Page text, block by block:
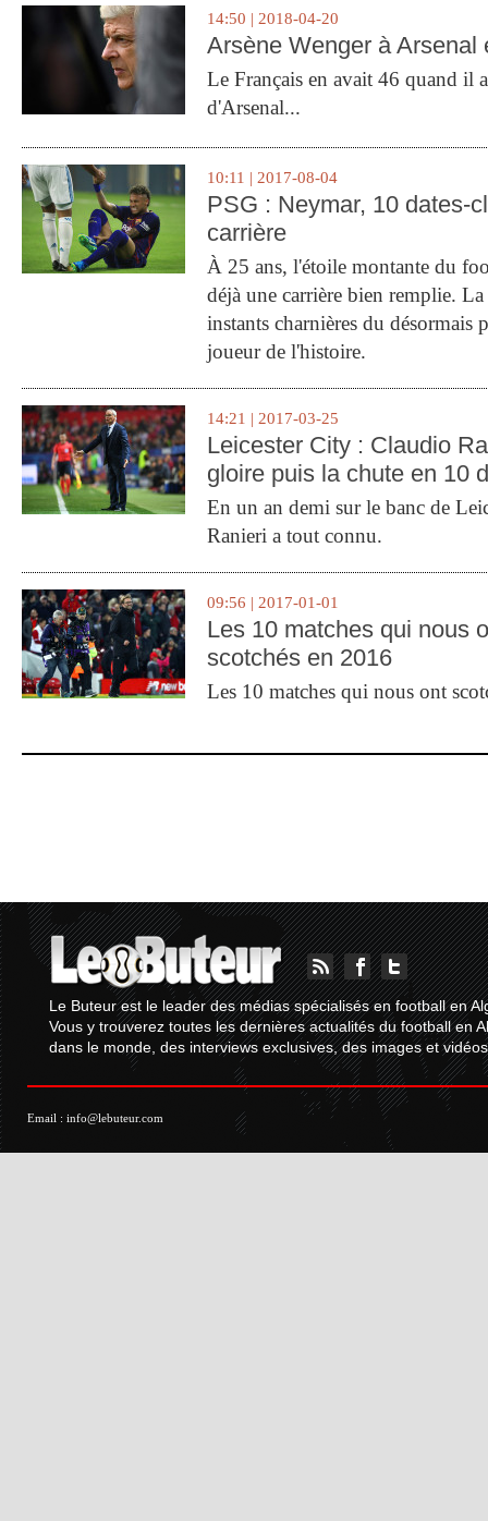
14:50 | 2018-04-20
Arsène Wenger à Arsenal
Le Français en avait 46 quand il
d'Arsenal...
10:11 | 2017-08-04
PSG : Neymar, 10 dates-
carrière
À 25 ans, l'étoile montante du
déjà une carrière bien remplie.
instants charnières du désormais
joueur de l'histoire.
14:21 | 2017-03-25
Leicester City : Claudio
gloire puis la chute en 10
En un an demi sur le banc de
Ranieri a tout connu.
09:56 | 2017-01-01
Les 10 matches qui nous
scotchés en 2016
Les 10 matches qui nous ont
Le Buteur est le leader des médias spécialisés en football en
Vous y trouverez toutes les dernières actualités du football en
dans le monde, des interviews exclusives, des images et
Email : info@lebuteur.com